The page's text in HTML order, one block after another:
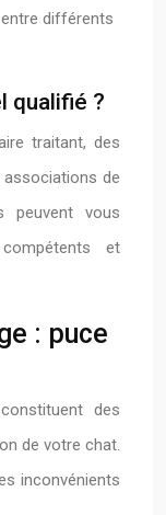
différents
qualifié ?
traitant, des
de
peuvent vous
et
: puce
des
de votre chat.
inconvénients